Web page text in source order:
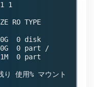
1
RO TYPE
0 disk
0 part /
0 part
使用% マウント